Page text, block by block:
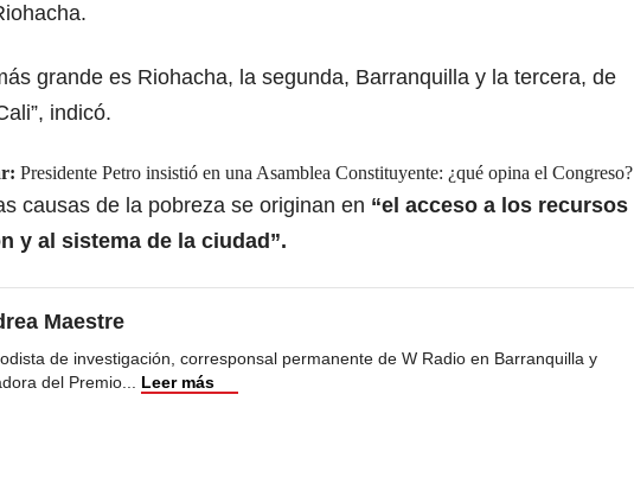
grande es Riohacha, la segunda, Barranquilla y la tercera, de
indicó.
Presidente Petro insistió en una Asamblea Constituyente: ¿qué opina el Congreso?
causas de la pobreza se originan en “el acceso a los recursos
y al sistema de la ciudad”.
Maestre
de investigación, corresponsal permanente de W Radio en Barranquilla y
del Premio... Leer más